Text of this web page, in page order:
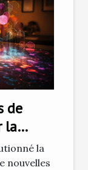
de
la
la
nouvelles